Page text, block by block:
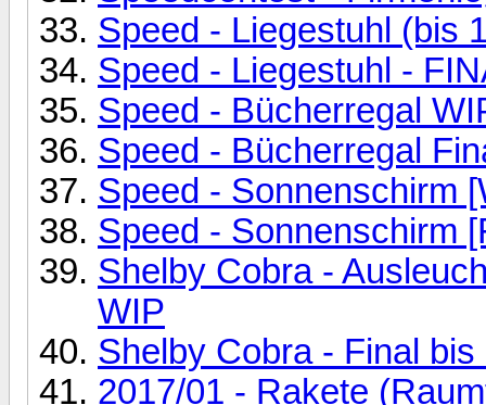
Speed - Liegestuhl (bis
Speed - Liegestuhl -
Speed - Bücherregal
Speed - Bücherregal
Speed - Sonnenschirm
Speed - Sonnenschirm
Shelby Cobra -
WIP
Shelby Cobra - Final bis
2017/01 - Rakete